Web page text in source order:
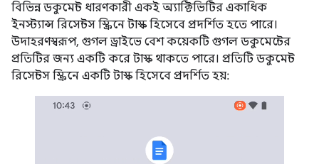
বিভিন্ন ডকুমেন্ট ধারণকারী একই অ্যাক্টিভিটির একাধিক
ইনস্ট্যান্স রিসেন্টস স্ক্রিনে টাস্ক হিসেবে প্রদর্শিত হতে পারে।
উদাহরণস্বরূপ, গুগল ড্রাইভে বেশ কয়েকটি গুগল ডকুমেন্টের
প্রতিটির জন্য একটি করে টাস্ক থাকতে পারে। প্রতিটি ডকুমেন্ট
রিসেন্টস স্ক্রিনে একটি টাস্ক হিসেবে প্রদর্শিত হয়: